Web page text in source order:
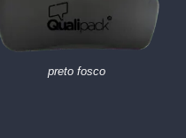
preto fosco